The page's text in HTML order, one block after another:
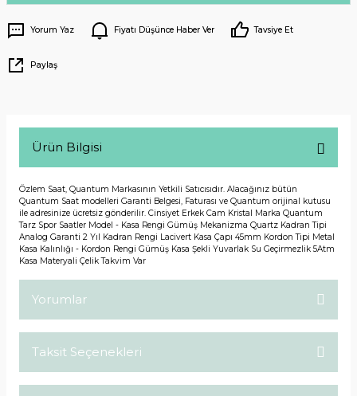
Yorum Yaz Fiyatı Düşünce Haber Ver Tavsiye Et
Paylaş
Ürün Bilgisi
Özlem Saat, Quantum Markasının Yetkili Satıcısıdır. Alacağınız bütün
Quantum Saat modelleri Garanti Belgesi, Faturası ve Quantum orijinal kutusu
ile adresinize ücretsiz gönderilir. Cinsiyet Erkek Cam Kristal Marka Quantum
Tarz Spor Saatler Model - Kasa Rengi Gümüş Mekanizma Quartz Kadran Tipi
Analog Garanti 2 Yıl Kadran Rengi Lacivert Kasa Çapı 45mm Kordon Tipi Metal
Kasa Kalınlığı - Kordon Rengi Gümüş Kasa Şekli Yuvarlak Su Geçirmezlik 5Atm
Kasa Materyali Çelik Takvim Var
Yorumlar
Taksit Seçenekleri